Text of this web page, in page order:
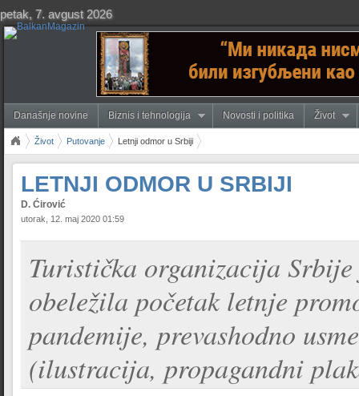
petak, 7. avgust 2026
Današnje novine Biznis i tehnologija Novosti i politika Život
Život Putovanje Letnji odmor u Srbiji
LETNJI ODMOR U SRBIJI
D. Ćirović
utorak, 12. maj 2020 01:59
Turistička organizacija
obeležila početak letnje
pandemije, prevashodno
(ilustracija, propagandni